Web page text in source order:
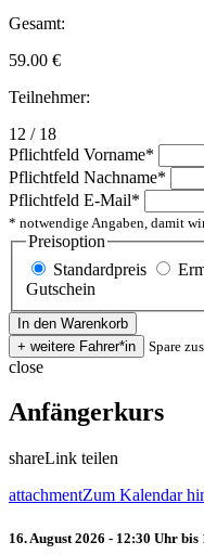
Gesamt:
59.00 €
Teilnehmer:
12 / 18
Pflichtfeld Vorname*
Pflichtfeld Nachname*
Pflichtfeld E-Mail*
* notwendige Angaben, damit
Preisoption
Standardpreis
Gutschein
Spare
close
Anfängerkurs
shareLink teilen
attachmentZum Kalendar
16. August 2026 - 12:30 Uhr